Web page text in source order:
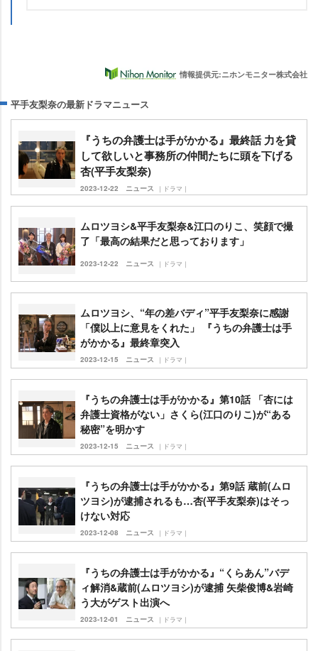
情報提供元:ニホンモニター株式会社
平手友梨奈の最新ドラマニュース
『うちの弁護士は手がかかる』最終話 力を貸
して欲しいと事務所の仲間たちに頭を下げる
杏(平手友梨奈)
2023-12-22 ニュース ｜ドラマ｜
ムロツヨシ&平手友梨奈&江口のりこ、笑顔で撮
了「最高の結果だと思っております」
2023-12-22 ニュース ｜ドラマ｜
ムロツヨシ、“年の差バディ”平手友梨奈に感謝
「僕以上に意見をくれた」 『うちの弁護士は手
がかかる』最終章突入
2023-12-15 ニュース ｜ドラマ｜
『うちの弁護士は手がかかる』第10話 「杏には
弁護士資格がない」さくら(江口のりこ)が“ある
秘密”を明かす
2023-12-15 ニュース ｜ドラマ｜
『うちの弁護士は手がかかる』第9話 蔵前(ムロ
ツヨシ)が逮捕されるも…杏(平手友梨奈)はそっ
けない対応
2023-12-08 ニュース ｜ドラマ｜
『うちの弁護士は手がかかる』“くらあん”バデ
ィ解消&蔵前(ムロツヨシ)が逮捕 矢柴俊博&岩崎
う大がゲスト出演へ
2023-12-01 ニュース ｜ドラマ｜